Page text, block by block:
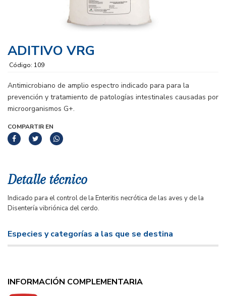
ADITIVO VRG
Código: 109
Antimicrobiano de amplio espectro indicado para para la
prevención y tratamiento de patologías intestinales causadas por
microorganismos G+.
COMPARTIR EN
Detalle técnico
Indicado para el control de la Enteritis necrótica de las aves y de la
Disentería vibriónica del cerdo.
Especies y categorías a las que se destina
INFORMACIÓN COMPLEMENTARIA